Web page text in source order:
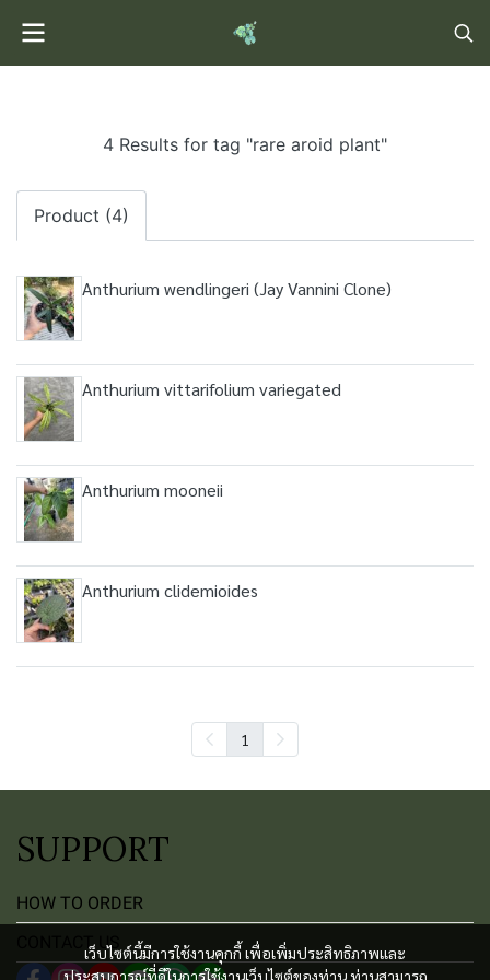
4 Results for tag "rare aroid plant"
Product (4)
Anthurium wendlingeri (Jay Vannini Clone)
Anthurium vittarifolium variegated
Anthurium mooneii
Anthurium clidemioides
1
เว็บไซต์นี้มีการใช้งานคุกกี้ เพื่อเพิ่มประสิทธิภาพและ
ประสบการณ์ที่ดีในการใช้งานเว็บไซต์ของท่าน ท่านสามารถ
SUPPORT
HOW TO ORDER
CONTACT US